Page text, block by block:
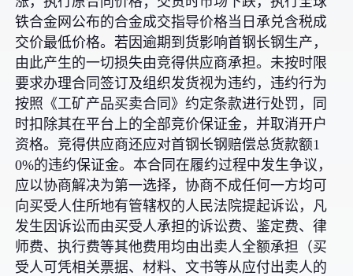
铁合金网公布的合金成交指导价格当日承兑含税成
交价最低价格。若因逾期到货影响首钢长钢生产，
由此产生的一切损失由竞得供应商承担。未按时限
要求办理合同签订及组织发货视为违约，违约行为
按照《工矿产品买卖合同》约定条款进行处罚，同
时扣除其在平台上的全部竞价保证金，并取消开户
资格。竞得供应商还应对首钢长钢赔偿总货款额1
0%的违约保证金。本合同在履约过程中发生争议，
应以协商解决为第一选择，协商不成任何一方均可
向买受人住所地有管辖权的人民法院提起诉讼，凡
发生因诉讼而由买受人承担的诉讼费、鉴定费、律
师费、执行费等其他费用均由出卖人全额承担（买
受人可凭相关票据、材料、文书等从应付出卖人的